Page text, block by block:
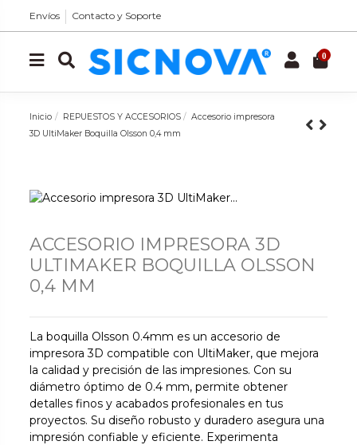
Envíos Contacto y Soporte
0
Inicio REPUESTOS Y ACCESORIOS
Accesorio impresora
3D UltiMaker Boquilla Olsson 0,4 mm
ACCESORIO IMPRESORA 3D
ULTIMAKER BOQUILLA OLSSON
0,4 MM
La boquilla Olsson 0.4mm es un accesorio de
impresora 3D compatible con UltiMaker, que mejora
la calidad y precisión de las impresiones. Con su
diámetro óptimo de 0.4 mm, permite obtener
detalles finos y acabados profesionales en tus
proyectos. Su diseño robusto y duradero asegura una
impresión confiable y eficiente. Experimenta